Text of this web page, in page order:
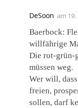
DeSoon am
Baerbock:
willfährige
Die rot-grün-
müssen weg.
Wer will,
freien,
sollen, darf